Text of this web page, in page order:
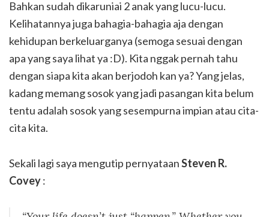
Bahkan sudah dikaruniai 2 anak yang lucu-lucu.
Kelihatannya juga bahagia-bahagia aja dengan
kehidupan berkeluarganya (semoga sesuai dengan
apa yang saya lihat ya :D). Kita nggak pernah tahu
dengan siapa kita akan berjodoh kan ya? Yang jelas,
kadang memang sosok yang jadi pasangan kita belum
tentu adalah sosok yang sesempurna impian atau cita-
cita kita.
Sekali lagi saya mengutip pernyataanSteven R.
Covey: